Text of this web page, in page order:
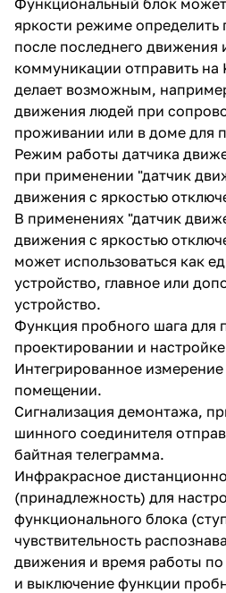
яркости режиме
после последнего движения
коммуникации отправить на
делает возможным,
движения людей при
проживании или в доме для
Режим работы датчика
при применении "датчик
движения с яркостью
В применениях "датчик
движения с яркостью
может использоваться как
устройство, главное или
устройство.
Функция пробного шага для
проектировании и
Интегрированное
помещении.
Сигнализация демонтажа,
шинного соединителя
байтная телеграмма.
Инфракрасное
(принадлежность) для
функционального блока
чувствительность
движения и время работы
и выключение функции